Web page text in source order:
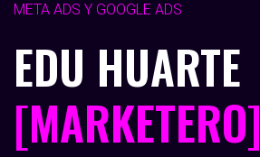
META ADS Y GOOGLE ADS
EDU HUARTE
[MARKETERO]